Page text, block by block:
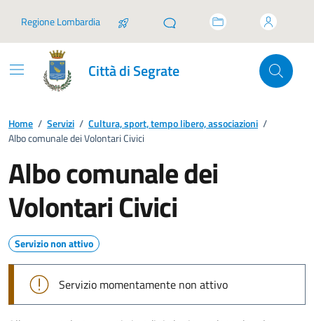
Regione Lombardia
Città di Segrate
Home / Servizi / Cultura, sport, tempo libero, associazioni /
Albo comunale dei Volontari Civici
Albo comunale dei
Volontari Civici
Servizio non attivo
Servizio momentamente non attivo